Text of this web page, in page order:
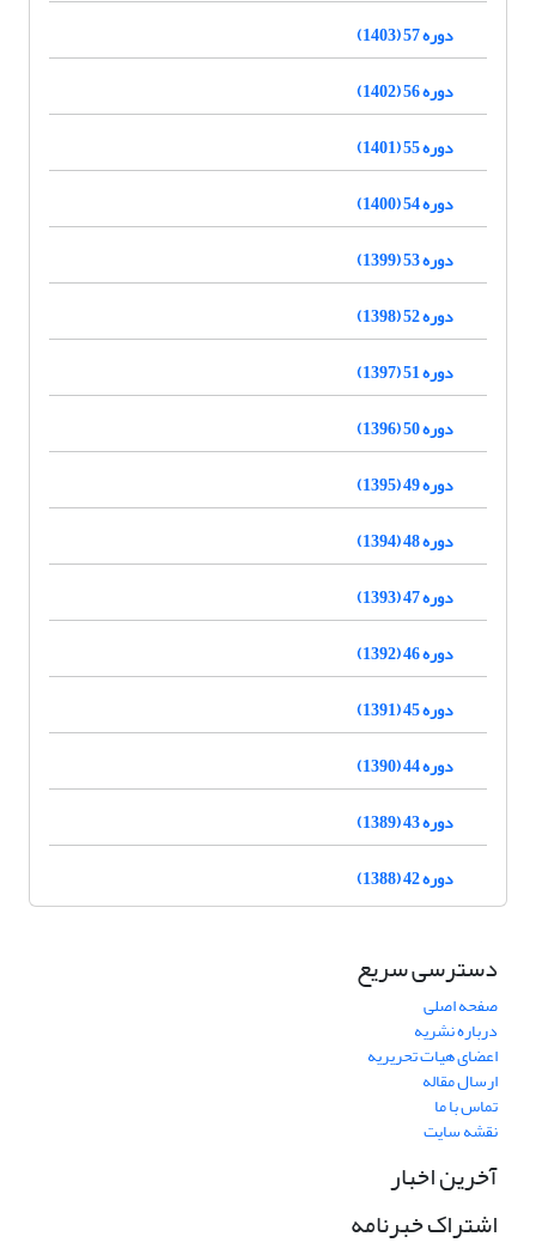
دوره 57 (1403)
دوره 56 (1402)
دوره 55 (1401)
دوره 54 (1400)
دوره 53 (1399)
دوره 52 (1398)
دوره 51 (1397)
دوره 50 (1396)
دوره 49 (1395)
دوره 48 (1394)
دوره 47 (1393)
دوره 46 (1392)
دوره 45 (1391)
دوره 44 (1390)
دوره 43 (1389)
دوره 42 (1388)
دسترسی سریع
صفحه اصلی
درباره نشریه
اعضای هیات تحریریه
ارسال مقاله
تماس با ما
نقشه سایت
آخرین اخبار
اشتراک خبرنامه